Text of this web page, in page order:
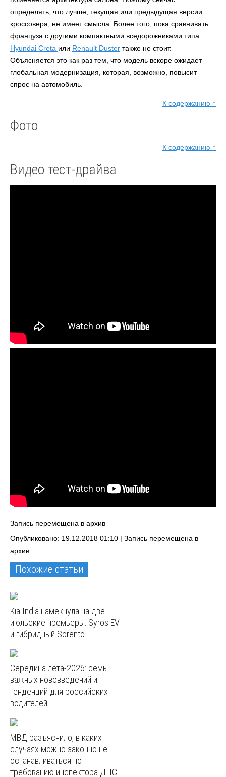
определять, что лучше, текущая или предыдущая версии
кроссовера, не имеет смысла. Более того, пока сравнивать
француза с другими компактными вседорожниками типа
Hyundai Creta или Renault Duster также не стоит.
Объясняется это как раз тем, что модель вскоре ожидает
глобальная модернизация, которая, возможно, повысит
спрос на автомобиль.
К содержанию ↑
Фото
К содержанию ↑
Видео тест-драйва
Запись перемещена в архив
Опубликовано: 19.12.2018 01:10 | Запись перемещена в
архив
Похожие статьи
Kia India намекнула на две
июльские премьеры: Syros EV
и гибридный Sorento
Середина лета-2026: семь
важных нововведений и
тенденций для российских
водителей
МВД разъяснило, в каких
случаях можно законно не
останавливаться по
требованию инспектора ДПС